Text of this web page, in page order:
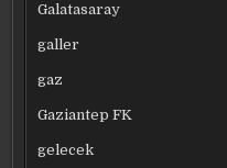
Galatasaray
galler
gaz
Gaziantep FK
gelecek